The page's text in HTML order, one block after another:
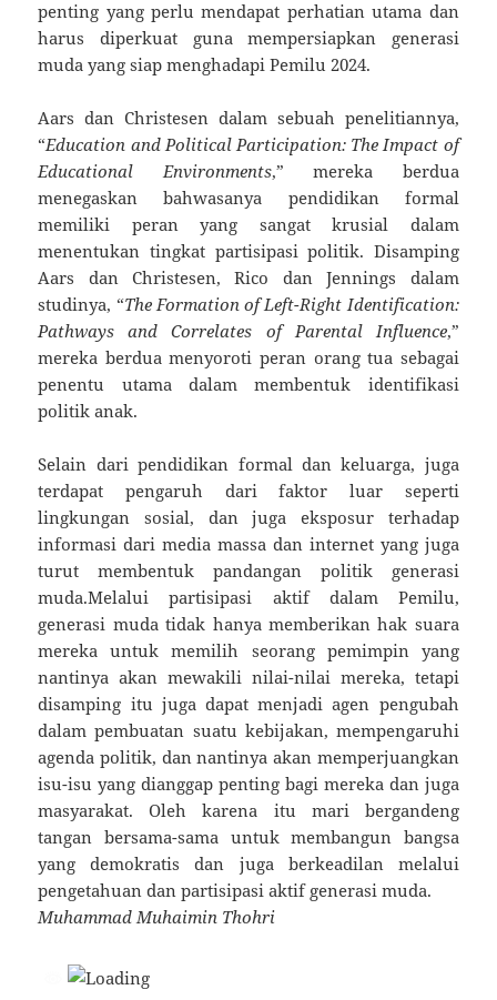
penting yang perlu mendapat perhatian utama dan
harus diperkuat guna mempersiapkan generasi
muda yang siap menghadapi Pemilu 2024.
Aars dan Christesen dalam sebuah penelitiannya,
“Education and Political Participation: The Impact of
Educational Environments,” mereka berdua
menegaskan bahwasanya pendidikan formal
memiliki peran yang sangat krusial dalam
menentukan tingkat partisipasi politik. Disamping
Aars dan Christesen, Rico dan Jennings dalam
studinya, “The Formation of Left-Right Identification:
Pathways and Correlates of Parental Influence,”
mereka berdua menyoroti peran orang tua sebagai
penentu utama dalam membentuk identifikasi
politik anak.
Selain dari pendidikan formal dan keluarga, juga
terdapat pengaruh dari faktor luar seperti
lingkungan sosial, dan juga eksposur terhadap
informasi dari media massa dan internet yang juga
turut membentuk pandangan politik generasi
muda.Melalui partisipasi aktif dalam Pemilu,
generasi muda tidak hanya memberikan hak suara
mereka untuk memilih seorang pemimpin yang
nantinya akan mewakili nilai-nilai mereka, tetapi
disamping itu juga dapat menjadi agen pengubah
dalam pembuatan suatu kebijakan, mempengaruhi
agenda politik, dan nantinya akan memperjuangkan
isu-isu yang dianggap penting bagi mereka dan juga
masyarakat. Oleh karena itu mari bergandeng
tangan bersama-sama untuk membangun bangsa
yang demokratis dan juga berkeadilan melalui
pengetahuan dan partisipasi aktif generasi muda.
Muhammad Muhaimin Thohri